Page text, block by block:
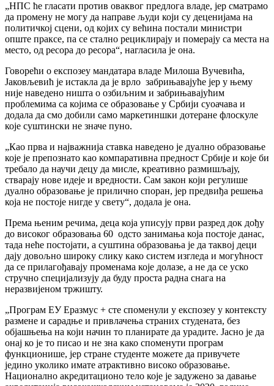
„НПС ће гласати против оваквог предлога владе, јер сматрамо
да промену не могу да направе људи који су деценијама на
политичкој сцени, од којих су већина постали министри
опште праксе, па се стално рециклирају и померају са места на
место, од ресора до ресора“, нагласила је она.
Говорећи о експозеу мандатара владе Милоша Вучевића,
Јаковљевић је истакла да је врло забрињавајуће јер у њему
није наведено ништа о озбиљним и забрињавајућим
проблемима са којима се образовање у Србији суоачава и
додала да смо добили само маркетиншки дотеране флоскуле
које суштински не значе пуно.
„Као прва и најважнија ставка наведено је дуално образовање
које је препознато као компаративна предност Србије и које би
требало да научи децу да мисле, креативно размишљају,
стварају нове идеје и вредности. Сам закон који регулише
дуално образовање је прилично споран, јер предвиђа решења
која не постоје нигде у свету“, додала је она.
Према њеним речима, деца која уписују први разред док дођу
до високог образовања 60 одсто занимања која постоје данас,
тада неће постојати, а суштина образовања је да таквој деци
дају довољно широку слику како систем изгледа и могућност
да се прилагођавају променама које долазе, а не да се уско
стручно специјализују да буду проста радна снага на
неразвијеном тржишту.
„Програм ЕУ Еразмус + сте споменули у експозеу у контексту
размене и сарадње и привлачења страних студената, без
објашњења на који начин то планирате да урадите. Јасно је да
онај ко је то писао и не зна како споменути програм
функционише, јер стране студенте можете да привучете
једино уколико имате атрактивно високо образовање.
Национално акредитационо тело које је задужено за давање